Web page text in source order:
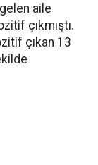
aile
çıkmıştı.
çıkan 13